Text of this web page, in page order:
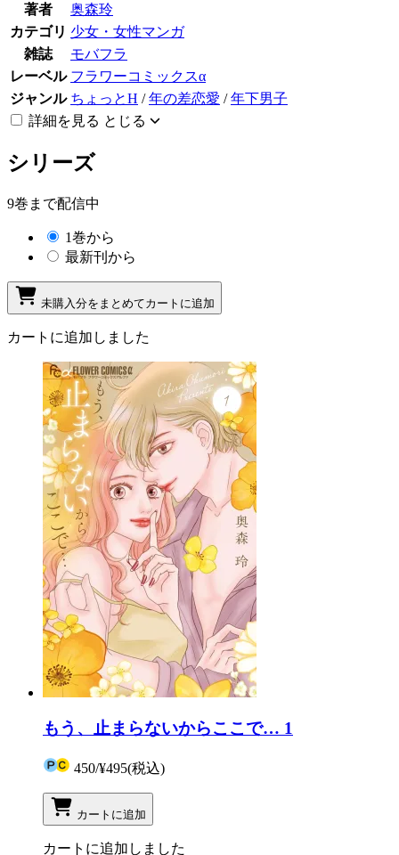
著者
奥森玲
カテゴリ 少女・女性マンガ
雑誌
モバフラ
レーベル フラワーコミックスα
ジャンル ちょっとH /年の差恋愛 /年下男子
詳細を見る とじる
シリーズ
9巻まで配信中
1巻から
最新刊から
未購入分をまとめてカートに追加
カートに追加しました
もう、止まらないからここで… 1
450/¥495(税込)
カートに追加
カートに追加しました